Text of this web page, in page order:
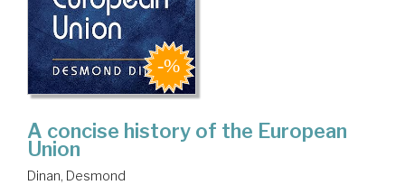
A concise history of the European
Union
Dinan, Desmond